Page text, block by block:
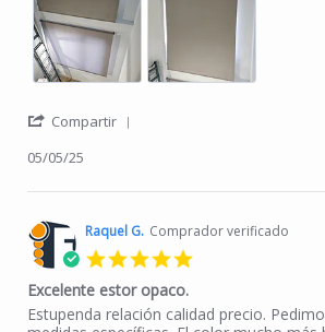
Compartir
05/05/25
Raquel G. Comprador verificado
Excelente estor opaco.
Review by Raquel G. on 19 Dec 2024
review stating Excelente estor opaco.
Estupenda relación calidad precio.